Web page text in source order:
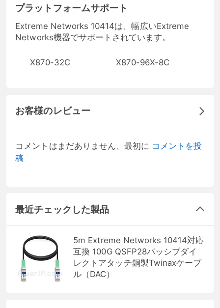
プラットフォームサポート
Extreme Networks 10414は、幅広いExtreme
Networks機器でサポートされています。
X870-32C X870-96X-8C
お客様のレビュー
コメントはまだありません、最初に コメントを投
稿
最近チェックした製品
5m Extreme Networks 10414対応
互換 100G QSFP28パッシブダイ
レクトアタッチ銅製Twinaxケーブ
ル（DAC）